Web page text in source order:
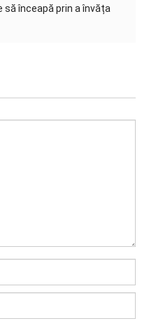
să înceapă prin a învăța